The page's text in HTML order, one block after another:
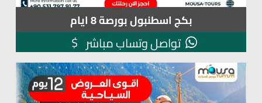
بكج اسطنبول بورصة 8 ايام
تواصل وتساب مباشر $